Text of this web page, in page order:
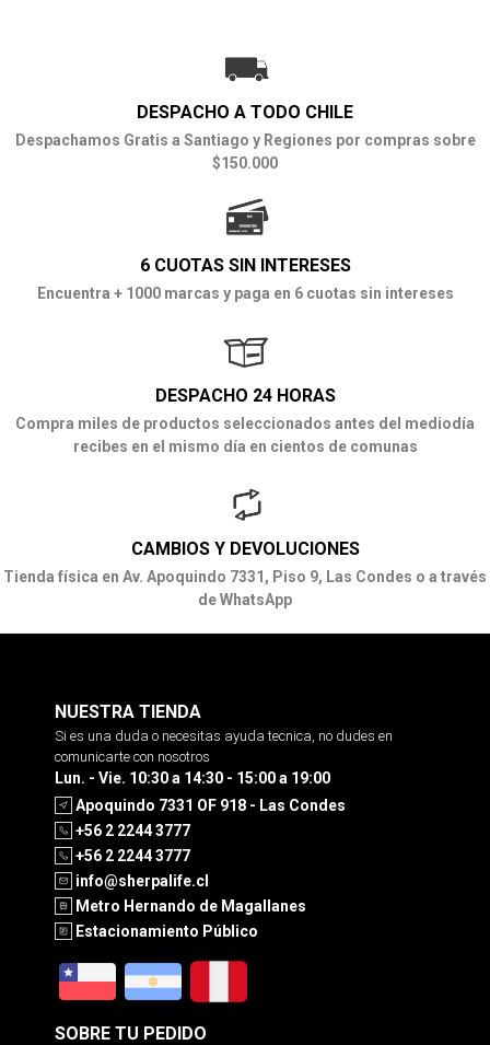
DESPACHO A TODO CHILE
Despachamos Gratis a Santiago y Regiones por compras sobre
$150.000
6 CUOTAS SIN INTERESES
Encuentra + 1000 marcas y paga en 6 cuotas sin intereses
DESPACHO 24 HORAS
Compra miles de productos seleccionados antes del mediodía
recibes en el mismo día en cientos de comunas
CAMBIOS Y DEVOLUCIONES
Tienda física en Av. Apoquindo 7331, Piso 9, Las Condes o a través
de WhatsApp
NUESTRA TIENDA
Si es una duda o necesitas ayuda tecnica, no dudes en
comunicarte con nosotros
Lun. - Vie. 10:30 a 14:30 - 15:00 a 19:00
Apoquindo 7331 OF 918 - Las Condes
+56 2 2244 3777
+56 2 2244 3777
info@sherpalife.cl
Metro Hernando de Magallanes
Estacionamiento Público
SOBRE TU PEDIDO